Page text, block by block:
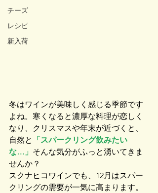
チーズ
レシピ
新入荷
冬はワインが美味しく感じる季節です
よね。寒くなると濃厚な料理が恋しく
なり、クリスマスや年末が近づくと、
自然と
「スパークリング飲みたい
な…」 そんな気分がふっと湧いてきま
せんか？
スクナヒコワインでも、12月はスパー
クリングの需要が一気に高まります。